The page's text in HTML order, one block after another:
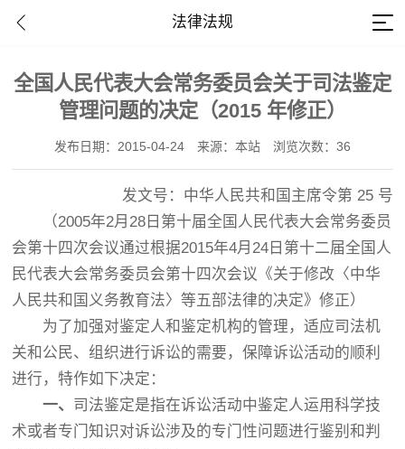
法律法规
全国人民代表大会常务委员会关于司法鉴定
管理问题的决定（2015 年修正）
发布日期：2015-04-24 来源：本站 浏览次数：36
发文号：中华人民共和国主席令第 25 号
（2005年2月28日第十届全国人民代表大会常务委员
会第十四次会议通过根据2015年4月24日第十二届全国人
民代表大会常务委员会第十四次会议《关于修改〈中华
人民共和国义务教育法〉等五部法律的决定》修正）
为了加强对鉴定人和鉴定机构的管理，适应司法机
关和公民、组织进行诉讼的需要，保障诉讼活动的顺利
进行，特作如下决定：
一、 司法鉴定是指在诉讼活动中鉴定人运用科学技
术或者专门知识对诉讼涉及的专门性问题进行鉴别和判